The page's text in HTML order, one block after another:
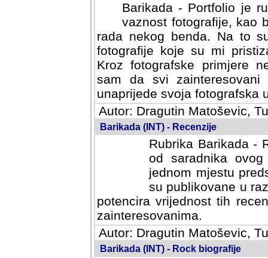
Barikada - Portfolio je
vaznost fotografije, kao
rada nekog benda. Na to
fotografije koje su mi
fotografske primjere
svi zainteresovani
svoja fotografska umijeca.
Autor: Dragutin Matoševic,
Barikada (INT) - Recenzije
Rubrika Barikada -
od saradnika
jednom mjestu
su publikovane u
potencira vrijednost tih
zainteresovanima.
Autor: Dragutin Matoševic,
Barikada (INT) - Rock biografije